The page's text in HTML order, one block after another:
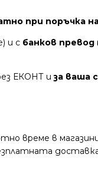
при поръчка
и с банков
ЕКОНТ иза ваша
време в